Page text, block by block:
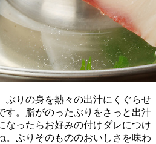
ぶりの身を熱々の出汁にくぐらせ
す。脂がのったぶりをさっと出汁
なったらお好みの付けダレにつけ
。ぶりそのもののおいしさを味わ